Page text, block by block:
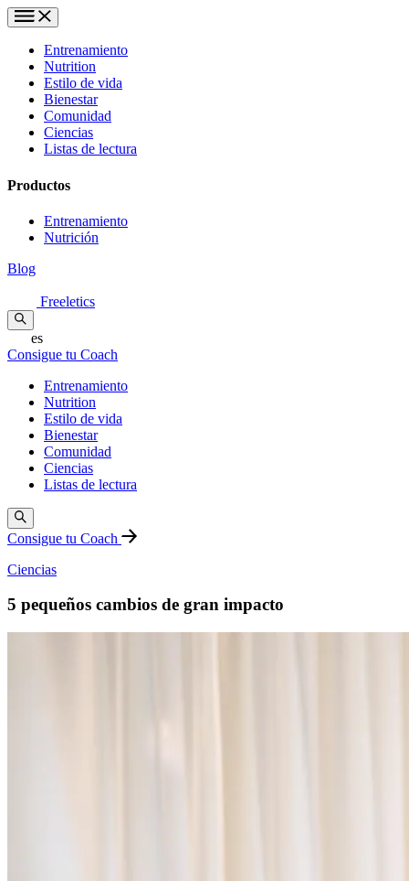
Entrenamiento
Nutrition
Estilo de vida
Bienestar
Comunidad
Ciencias
Listas de lectura
Productos
Entrenamiento
Nutrición
Blog
Freeletics
es
Consigue tu Coach
Entrenamiento
Nutrition
Estilo de vida
Bienestar
Comunidad
Ciencias
Listas de lectura
Consigue tu Coach
Ciencias
5 pequeños cambios de gran impacto